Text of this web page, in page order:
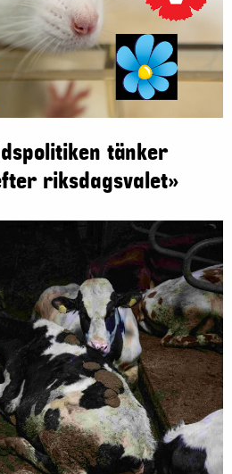
tänker
riksdagsvalet»